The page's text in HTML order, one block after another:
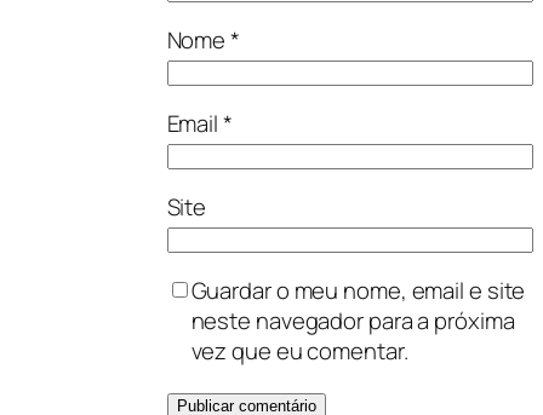
Nome*
Email*
Site
Guardar o meu nome, email e site
neste navegador para a próxima
vez que eu comentar.